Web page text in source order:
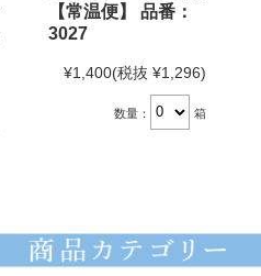
【常温便】 品番：
3027
¥1,400(税抜 ¥1,296)
数量： 箱